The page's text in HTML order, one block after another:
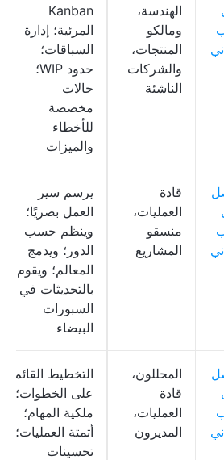
الهندسة،
ومالكو
المنتجات،
والشركات
الناشئة
Kanban
المرئية؛ إدارة
السباقات؛
حدود WIP؛
حالات
مخصصة
للأخطاء
والميزات
قادة
العمليات،
منسقو
المشاريع
يرسم سير
العمل بصريًا؛
وينظم حسب
الدور؛ ويدمج
المعالم؛ ويقوم
بالتحديثات في
السبورات
البيضاء
المحللون،
قادة
العمليات،
المديرون
التخطيط القائم
على الخطوات؛
ملكية المهام؛
أتمتة العمليات؛
تحسينات